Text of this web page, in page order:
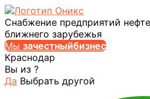
Снабжение предприятий
ближнего зарубежья
Мы зачестныйбизнес
Краснодар
Вы из ?
Да Выбрать другой